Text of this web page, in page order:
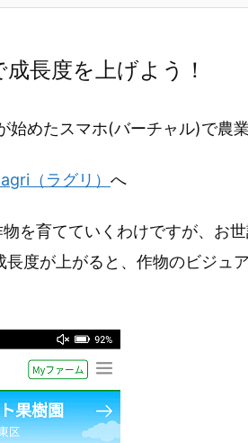
長度を上げよう！
めたスマホ(バーチャル)で農
（ラグリ） へ
を育てていくわけですが、お
度が上がると、作物のビジュ